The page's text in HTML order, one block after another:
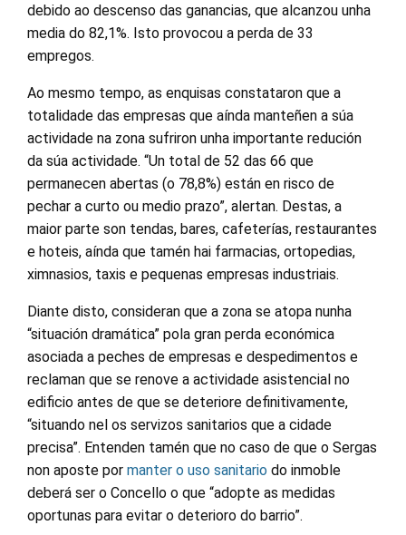
debido ao descenso das ganancias, que alcanzou unha
media do 82,1%. Isto provocou a perda de 33
empregos.
Ao mesmo tempo, as enquisas constataron que a
totalidade das empresas que aínda manteñen a súa
actividade na zona sufriron unha importante redución
da súa actividade. “Un total de 52 das 66 que
permanecen abertas (o 78,8%) están en risco de
pechar a curto ou medio prazo”, alertan. Destas, a
maior parte son tendas, bares, cafeterías, restaurantes
e hoteis, aínda que tamén hai farmacias, ortopedias,
ximnasios, taxis e pequenas empresas industriais.
Diante disto, consideran que a zona se atopa nunha
“situación dramática” pola gran perda económica
asociada a peches de empresas e despedimentos e
reclaman que se renove a actividade asistencial no
edificio antes de que se deteriore definitivamente,
“situando nel os servizos sanitarios que a cidade
precisa”. Entenden tamén que no caso de que o Sergas
non aposte por manter o uso sanitario do inmoble
deberá ser o Concello o que “adopte as medidas
oportunas para evitar o deterioro do barrio”.